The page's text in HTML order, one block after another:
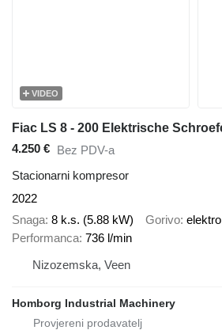
VIDEO
4.250 € Bez PDV-a
Stacionarni kompresor
2022
Snaga 8 k.s. (5.88 kW) Gorivo elektro
Performanca 736 l/min
Nizozemska, Veen
Homborg Industrial Machinery